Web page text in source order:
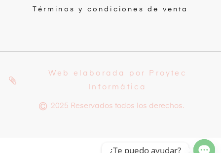
Términos y condiciones de venta
Web elaborada por Proytec
Informática
2025 Reservados todos los derechos.
¿Te puedo ayudar?